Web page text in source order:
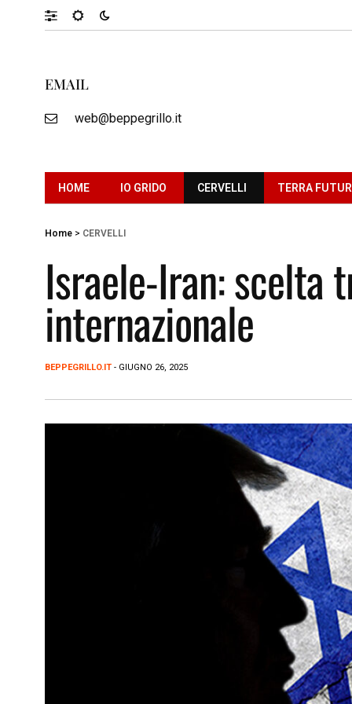
EMAIL
web@beppegrillo.it
HOME IO GRIDO CERVELLI TERRA
Home > CERVELLI
Israele-Iran: scelta
internazionale
BEPPEGRILLO.IT - GIUGNO 26, 2025